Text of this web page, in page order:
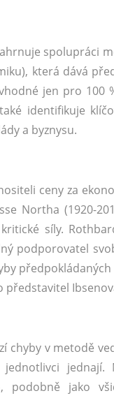
spolupráci
která dává
jen pro 100
identifikuje
a byznysu.
ceny za
Northa (1920-
síly.
podporovatel
chyby v metodě
jednotlivci
podobně jako